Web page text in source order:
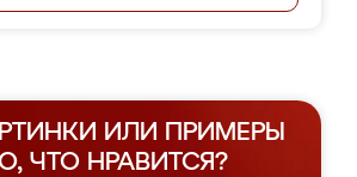
ИЛИ ПРИМЕРЫ
ЧТО НРАВИТСЯ?